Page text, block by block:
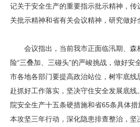
记关于安全生产的重要指示批示精神，
关批示精神和省有关会议精神，研究做好
会议指出，当前我市正面临汛期、森
险“三叠加、三碰头”的严峻挑战，做好安
市各地各部门要提高政治站位，树牢底线
赴抓好工作落实，坚决守住安全发展底线
院安全生产十五条硬措施和省65条具体
本攻坚三年行动，深化隐患排查整治，